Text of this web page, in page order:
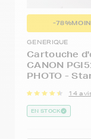
-78%
GENERIQUE
Cartouche
CANON
PHOTO -
14
EN STOCK